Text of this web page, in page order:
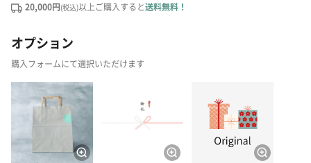
20,000円(税込)以上ご購入すると送料無料！
オプション
購入フォームにて選択いただけます